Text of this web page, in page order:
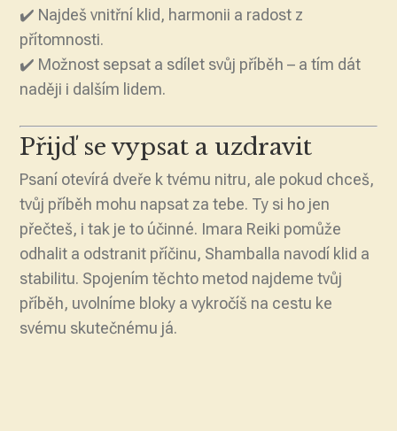
✔️ Najdeš vnitřní klid, harmonii a radost z
přítomnosti.
✔️ Možnost sepsat a sdílet svůj příběh – a tím dát
naději i dalším lidem.
Přijď se vypsat a uzdravit
Psaní otevírá dveře k tvému nitru, ale pokud chceš,
tvůj příběh mohu napsat za tebe. Ty si ho jen
přečteš, i tak je to účinné. Imara Reiki pomůže
odhalit a odstranit příčinu, Shamballa navodí klid a
stabilitu. Spojením těchto metod najdeme tvůj
příběh, uvolníme bloky a vykročíš na cestu ke
svému skutečnému já.